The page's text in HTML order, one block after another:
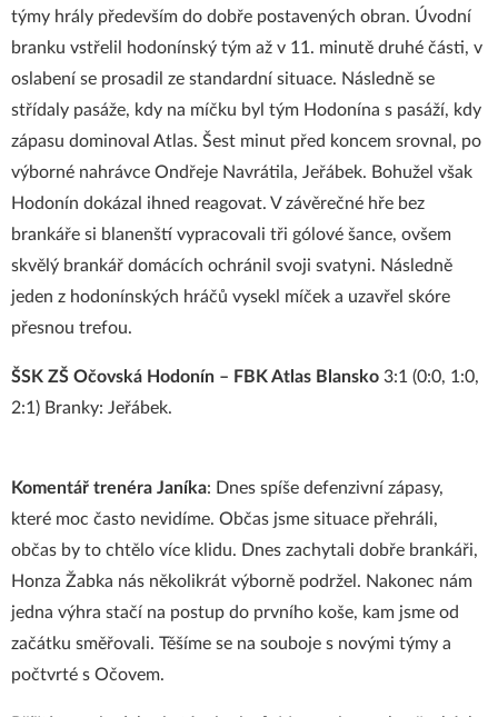
týmy hrály především do dobře postavených obran. Úvodní
branku vstřelil hodonínský tým až v 11. minutě druhé části, v
oslabení se prosadil ze standardní situace. Následně se
střídaly pasáže, kdy na míčku byl tým Hodonína s pasáží, kdy
zápasu dominoval Atlas. Šest minut před koncem srovnal, po
výborné nahrávce Ondřeje Navrátila, Jeřábek. Bohužel však
Hodonín dokázal ihned reagovat. V závěrečné hře bez
brankáře si blanenští vypracovali tři gólové šance, ovšem
skvělý brankář domácích ochránil svoji svatyni. Následně
jeden z hodonínských hráčů vysekl míček a uzavřel skóre
přesnou trefou.
ŠSK ZŠ Očovská Hodonín – FBK Atlas Blansko 3:1 (0:0, 1:0,
2:1) Branky: Jeřábek.
Komentář trenéra Janíka: Dnes spíše defenzivní zápasy,
které moc často nevidíme. Občas jsme situace přehráli,
občas by to chtělo více klidu. Dnes zachytali dobře brankáři,
Honza Žabka nás několikrát výborně podržel. Nakonec nám
jedna výhra stačí na postup do prvního koše, kam jsme od
začátku směřovali. Těšíme se na souboje s novými týmy a
počtvrté s Očovem.